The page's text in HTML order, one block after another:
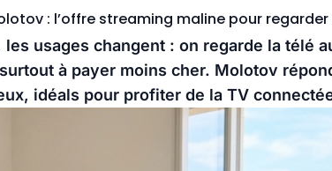
: l’offre streaming maline pour
les usages changent : on regarde la télé
à payer moins cher. Molotov
idéals pour profiter de la TV